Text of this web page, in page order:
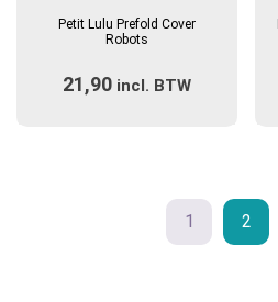
heeft
variaties.
Petit Lulu Prefold Cover
Robots
21,90 incl. BTW
1 2